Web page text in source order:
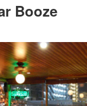
Booze